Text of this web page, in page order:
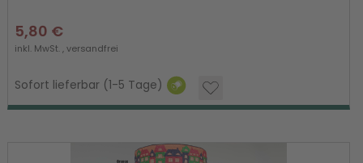
5,80 €
inkl. MwSt. ,versandfrei
Sofort lieferbar (1-5 Tage)